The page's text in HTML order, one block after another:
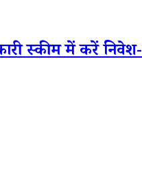
स्कीम में करें